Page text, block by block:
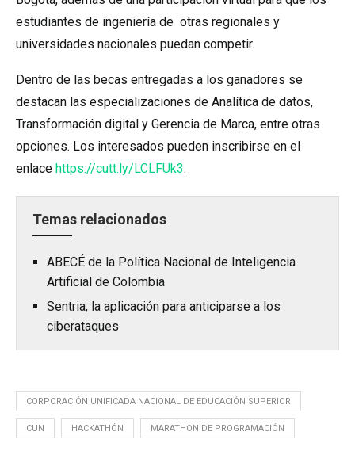
estudiantes de ingeniería de otras regionales y
universidades nacionales puedan competir.
Dentro de las becas entregadas a los ganadores se
destacan las especializaciones de Analítica de datos,
Transformación digital y Gerencia de Marca, entre otras
opciones. Los interesados pueden inscribirse en el
enlace https://cutt.ly/LCLFUk3.
Temas relacionados
ABECÉ de la Política Nacional de Inteligencia
Artificial de Colombia
Sentria, la aplicación para anticiparse a los
ciberataques
CORPORACIÓN UNIFICADA NACIONAL DE EDUCACIÓN SUPERIOR
CUN HACKATHÓN MARATHON DE PROGRAMACIÓN